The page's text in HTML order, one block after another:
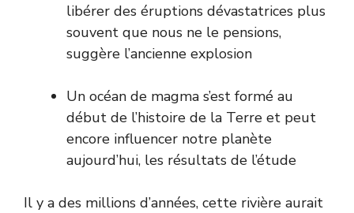
libérer des éruptions dévastatrices plus
souvent que nous ne le pensions,
suggère l’ancienne explosion
Un océan de magma s’est formé au
début de l’histoire de la Terre et peut
encore influencer notre planète
aujourd’hui, les résultats de l’étude
Il y a des millions d’années, cette rivière aurait